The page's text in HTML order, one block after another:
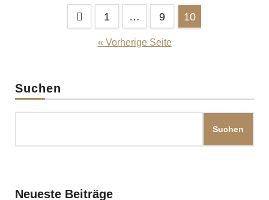
Seitennummerierung
1 … 9 10
« Vorherige Seite
Suchen
Suchen
Neueste Beiträge